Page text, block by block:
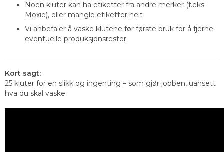
Noen kluter kan ha etiketter fra andre merker (f.eks.
Moxie), eller mangle etiketter helt
Vi anbefaler å vaske klutene før første bruk for å fjerne
eventuelle produksjonsrester
Kort sagt:
25 kluter for en slikk og ingenting – som gjør jobben, uansett
hva du skal vaske.